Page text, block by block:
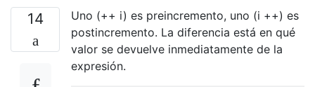
              IL_0010:  ldloc.0
              IL_0011:  ldc.i4.1
              IL_0012:  add
              IL_0013:  stloc.0
              IL_0014:  ldloc.0
14
Uno (++ i) es preincremento, uno (i ++) es
postincremento. La diferencia está en qué
valor se devuelve inmediatamente de la
expresión.